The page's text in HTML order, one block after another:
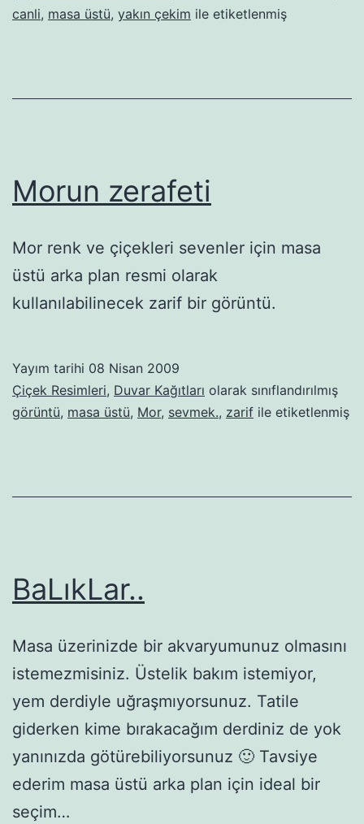
canli, masa üstü, yakın çekim ile etiketlenmiş
Morun zerafeti
Mor renk ve çiçekleri sevenler için masa
üstü arka plan resmi olarak
kullanılabilinecek zarif bir görüntü.
Yayım tarihi 08 Nisan 2009
Çiçek Resimleri, Duvar Kağıtları olarak sınıflandırılmış
görüntü, masa üstü, Mor, sevmek., zarif ile etiketlenmiş
BaLıkLar..
Masa üzerinizde bir akvaryumunuz olmasını
istemezmisiniz. Üstelik bakım istemiyor,
yem derdiyle uğraşmıyorsunuz. Tatile
giderken kime bırakacağım derdiniz de yok
yanınızda götürebiliyorsunuz 🙂 Tavsiye
ederim masa üstü arka plan için ideal bir
seçim…